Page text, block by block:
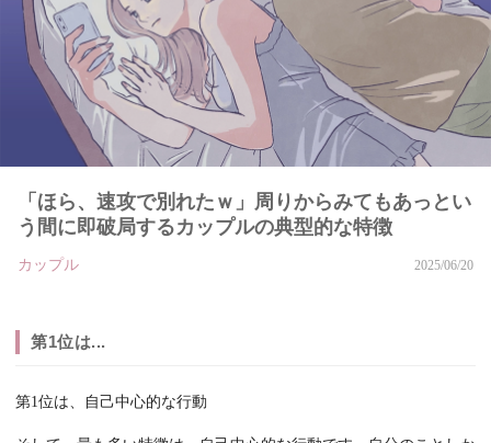
「ほら、速攻で別れたｗ」周りからみてもあっとい
う間に即破局するカップルの典型的な特徴
カップル 2025/06/20
第1位は...
第1位は、自己中心的な行動